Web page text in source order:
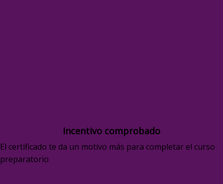
Incentivo comprobado
El certificado te da un motivo más para completar el curso
preparatorio